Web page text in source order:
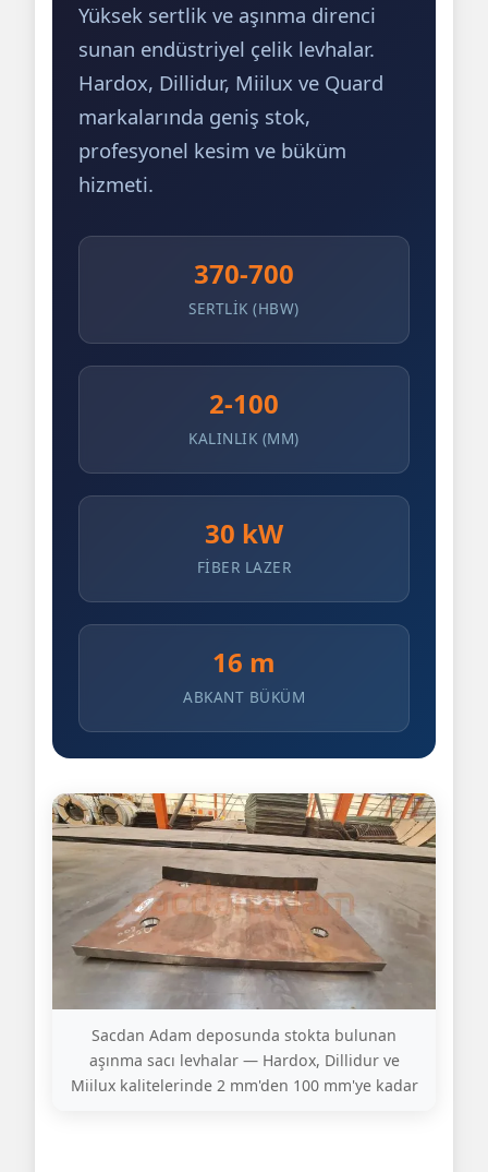
Yüksek sertlik ve aşınma direnci
sunan endüstriyel çelik levhalar.
Hardox, Dillidur, Miilux ve Quard
markalarında geniş stok,
profesyonel kesim ve büküm
hizmeti.
370-700
SERTLIK (HBW)
2-100
KALINLIK (MM)
30 kW
FIBER LAZER
16 m
ABKANT BÜKÜM
Sacdan Adam deposunda stokta bulunan
aşınma sacı levhalar — Hardox, Dillidur ve
Miilux kalitelerinde 2 mm'den 100 mm'ye kadar